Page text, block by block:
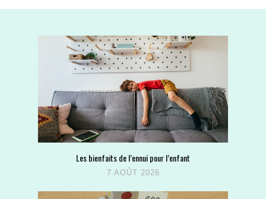
Les bienfaits de l’ennui pour l’enfant
7 AOÛT 2026